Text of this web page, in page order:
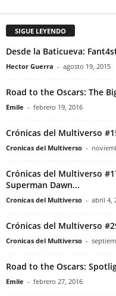
SIGUE LEYENDO
Desde la Baticueva:
Hector Guerra - agosto 19, 2015
Road to the Oscars: The
Emile - febrero 19, 2016
Crónicas del Multiverso
Cronicas del Multiverso -
Crónicas del Multiverso
Superman Dawn...
Cronicas del Multiverso - abril 4,
Crónicas del Multiverso
Cronicas del Multiverso -
Road to the Oscars:
Emile - febrero 27, 2016